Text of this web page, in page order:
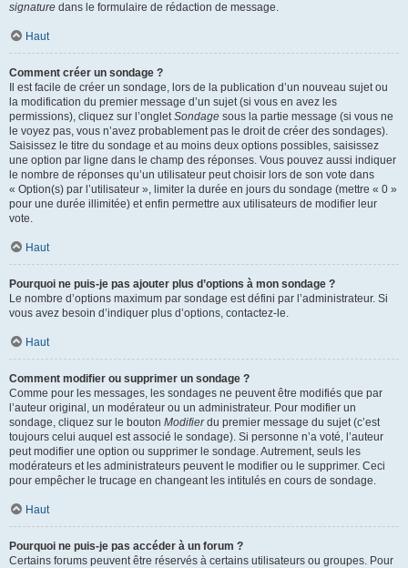
signature dans le formulaire de rédaction de message.
Haut
Comment créer un sondage ?
Il est facile de créer un sondage, lors de la publication d’un nouveau sujet ou
la modification du premier message d’un sujet (si vous en avez les
permissions), cliquez sur l’ongletSondage sous la partie message (si vous ne
le voyez pas, vous n’avez probablement pas le droit de créer des sondages).
Saisissez le titre du sondage et au moins deux options possibles, saisissez
une option par ligne dans le champ des réponses. Vous pouvez aussi indiquer
le nombre de réponses qu’un utilisateur peut choisir lors de son vote dans
« Option(s) par l’utilisateur », limiter la durée en jours du sondage (mettre « 0 »
pour une durée illimitée) et enfin permettre aux utilisateurs de modifier leur
vote.
Haut
Pourquoi ne puis-je pas ajouter plus d’options à mon sondage ?
Le nombre d’options maximum par sondage est défini par l’administrateur. Si
vous avez besoin d’indiquer plus d’options, contactez-le.
Haut
Comment modifier ou supprimer un sondage ?
Comme pour les messages, les sondages ne peuvent être modifiés que par
l’auteur original, un modérateur ou un administrateur. Pour modifier un
sondage, cliquez sur le bouton Modifierdu premier message du sujet (c’est
toujours celui auquel est associé le sondage). Si personne n’a voté, l’auteur
peut modifier une option ou supprimer le sondage. Autrement, seuls les
modérateurs et les administrateurs peuvent le modifier ou le supprimer. Ceci
pour empêcher le trucage en changeant les intitulés en cours de sondage.
Haut
Pourquoi ne puis-je pas accéder à un forum ?
Certains forums peuvent être réservés à certains utilisateurs ou groupes. Pour